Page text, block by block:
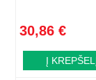
30,86 €
Į